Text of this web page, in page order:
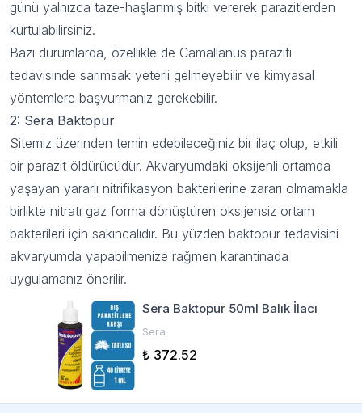
günü yalnızca taze-haşlanmış bitki vererek parazitlerden
kurtulabilirsiniz.
Bazı durumlarda, özellikle de Camallanus paraziti
tedavisinde sarımsak yeterli gelmeyebilir ve kimyasal
yöntemlere başvurmanız gerekebilir.
2: Sera Baktopur
Sitemiz üzerinden temin edebileceğiniz bir ilaç olup, etkili
bir parazit öldürücüdür. Akvaryumdaki oksijenli ortamda
yaşayan yararlı nitrifikasyon bakterilerine zararı olmamakla
birlikte nitratı gaz forma dönüştüren oksijensiz ortam
bakterileri için sakıncalıdır. Bu yüzden baktopur tedavisini
akvaryumda yapabilmenize rağmen karantinada
uygulamanız önerilir.
Sera Baktopur 50ml Balık İlacı
Sera
₺ 372.52